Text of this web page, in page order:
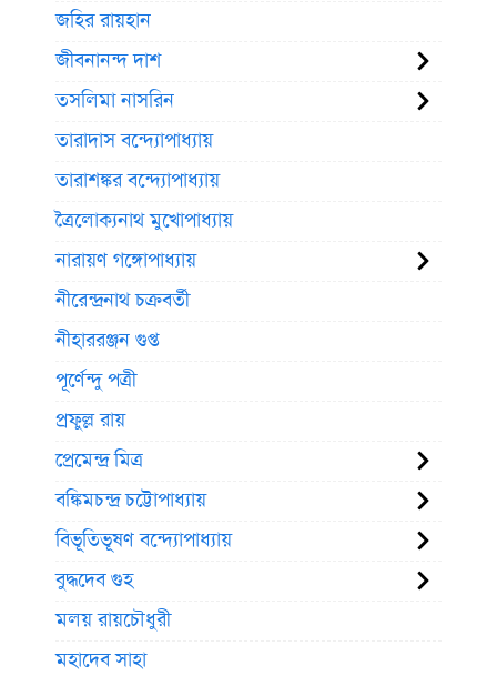
জহির রায়হান
জীবনানন্দ দাশ
তসলিমা নাসরিন
তারাদাস বন্দ্যোপাধ্যায়
তারাশঙ্কর বন্দ্যোপাধ্যায়
ত্রৈলোক্যনাথ মুখোপাধ্যায়
নারায়ণ গঙ্গোপাধ্যায়
নীরেন্দ্রনাথ চক্রবর্তী
নীহাররঞ্জন গুপ্ত
পূর্ণেন্দু পত্রী
প্রফুল্ল রায়
প্রেমেন্দ্র মিত্র
বঙ্কিমচন্দ্র চট্টোপাধ্যায়
বিভূতিভূষণ বন্দ্যোপাধ্যায়
বুদ্ধদেব গুহ
মলয় রায়চৌধুরী
মহাদেব সাহা